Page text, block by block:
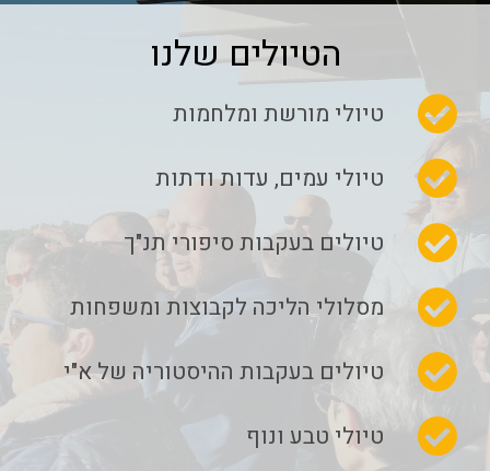
הטיולים שלנו
טיולי מורשת ומלחמות
טיולי עמים, עדות ודתות
טיולים בעקבות סיפורי תנ"ך
מסלולי הליכה לקבוצות ומשפחות
טיולים בעקבות ההיסטוריה של א"י
טיולי טבע ונוף